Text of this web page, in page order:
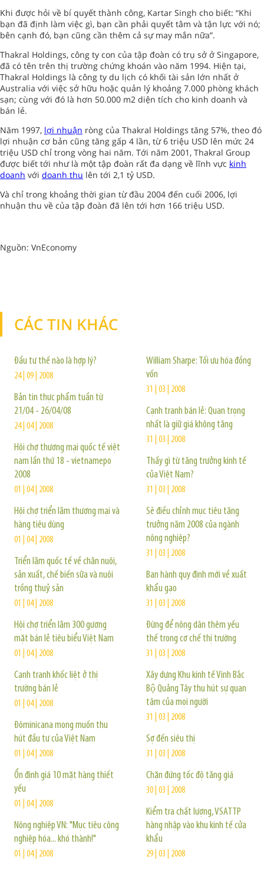
Khi được hỏi về bí quyết thành công, Kartar Singh cho biết: “Khi
bạn đã định làm việc gì, bạn cần phải quyết tâm và tận lực với nó;
bên cạnh đó, bạn cũng cần thêm cả sự may mắn nữa”.
Thakral Holdings, công ty con của tập đoàn có trụ sở ở Singapore,
đã có tên trên thị trường chứng khoán vào năm 1994. Hiện tại,
Thakral Holdings là công ty du lịch có khối tài sản lớn nhất ở
Australia với việc sở hữu hoặc quản lý khoảng 7.000 phòng khách
sạn; cùng với đó là hơn 50.000 m2 diện tích cho kinh doanh và
bán lẻ.
Năm 1997, lợi nhuận ròng của Thakral Holdings tăng 57%, theo đó
lợi nhuận cơ bản cũng tăng gấp 4 lần, từ 6 triệu USD lên mức 24
triệu USD chỉ trong vòng hai năm. Tới năm 2001, Thakral Group
được biết tới như là một tập đoàn rất đa dạng về lĩnh vực kinh
doanh với doanh thu lên tới 2,1 tỷ USD.
Và chỉ trong khoảng thời gian từ đầu 2004 đến cuối 2006, lợi
nhuận thu về của tập đoàn đã lên tới hơn 166 triệu USD.
Nguồn: VnEconomy
CÁC TIN KHÁC
Đầu tư thế nào là hợp lý?
24 | 09 | 2008
Bản tin thực phẩm tuần từ
21/04 - 26/04/08
24 | 04 | 2008
Hội chợ thương mại quốc tế việt
nam lần thứ 18 - vietnamepo
2008
01 | 04 | 2008
Hội chợ triển lãm thương mại và
hàng tiêu dùng
01 | 04 | 2008
Triển lãm quốc tế về chăn nuôi,
sản xuất, chế biến sữa và nuôi
trồng thuỷ sản
01 | 04 | 2008
Hội chợ triển lãm 300 gương
mặt bán lẻ tiêu biểu Việt Nam
01 | 04 | 2008
Cạnh tranh khốc liệt ở thị
trường bán lẻ
01 | 04 | 2008
Đôminicana mong muốn thu
hút đầu tư của Việt Nam
01 | 04 | 2008
Ổn định giá 10 mặt hàng thiết
yếu
01 | 04 | 2008
Nông nghiệp VN: "Mục tiêu công
nghiệp hóa... khó thành!"
01 | 04 | 2008
William Sharpe: Tối ưu hóa đồng
vốn
31 | 03 | 2008
Cạnh tranh bán lẻ: Quan trọng
nhất là giữ giá không tăng
31 | 03 | 2008
Thấy gì từ tăng trưởng kinh tế
của Việt Nam?
31 | 03 | 2008
Sẽ điều chỉnh mục tiêu tăng
trưởng năm 2008 của ngành
nông nghiệp?
31 | 03 | 2008
Ban hành quy định mới về xuất
khẩu gạo
31 | 03 | 2008
Đừng để nông dân thêm yếu
thế trong cơ chế thị trường
31 | 03 | 2008
Xây dựng Khu kinh tế Vịnh Bắc
Bộ Quảng Tây thu hút sự quan
tâm của mọi người
31 | 03 | 2008
Sợ đến siêu thị
31 | 03 | 2008
Chặn đứng tốc độ tăng giá
30 | 03 | 2008
Kiểm tra chất lượng, VSATTP
hàng nhập vào khu kinh tế cửa
khẩu
29 | 03 | 2008